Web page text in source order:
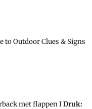
to Outdoor Clues & Signs
met flappen IDruk: